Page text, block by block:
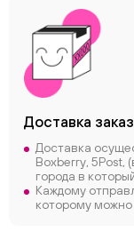
Доставка
Доставка
Boxberry, 5Post,
города в
Каждому
которому можно